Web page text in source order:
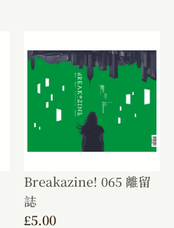
Breakazine! 065 離留
誌
£5.00